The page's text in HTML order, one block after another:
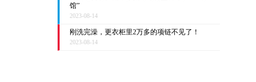
馆”
2023-08-14
刚洗完澡，更衣柜里2万多的项链不见了！
2023-08-14